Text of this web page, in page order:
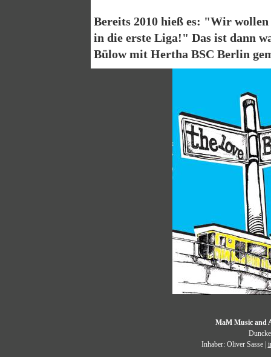
Bereits 2010 hieß es: "Wir
in die erste Liga!" Das ist dann
Bülow mit Hertha BSC Berlin
MaM Music and
Inhaber: Oliver Sasse |